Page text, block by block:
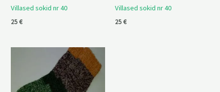
Villased sokid nr 40
25€
Villased sokid nr 40
25€